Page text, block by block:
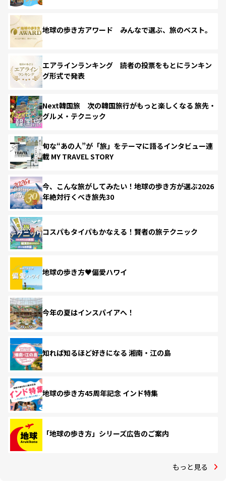
地球の歩き方アワード みんなで選ぶ、旅のベスト。
エアラインランキング 読者の投票をもとにランキン
グ形式で発表
Next韓国旅 次の韓国旅行がもっと楽しくなる 旅先・
グルメ・テクニック
旬な“あの人”が「旅」をテーマに語るインタビュー連
載 MY TRAVEL STORY
今、こんな旅がしてみたい！地球の歩き方が選ぶ2026
年絶対行くべき旅先30
コスパもタイパもかなえる！賢者の旅テクニック
地球の歩き方♥偏愛ハワイ
今年の夏はインスパイアへ！
知れば知るほど好きになる 湘南・江の島
地球の歩き方45周年記念 インド特集
「地球の歩き方」シリーズ広告のご案内
もっと見る